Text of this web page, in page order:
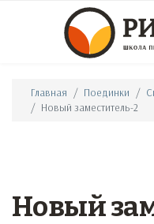
Главная Поединки
Новый заместитель-2
Новый